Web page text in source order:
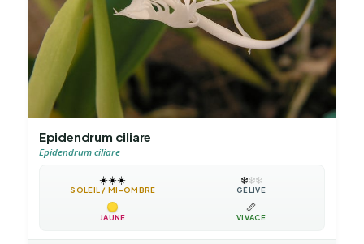
Epidendrum ciliare
Epidendrum ciliare
☀️☀️☀️
SOLEIL / MI-OMBRE
❄️❄️❄️
GÉLIVE
JAUNE
📏
VIVACE